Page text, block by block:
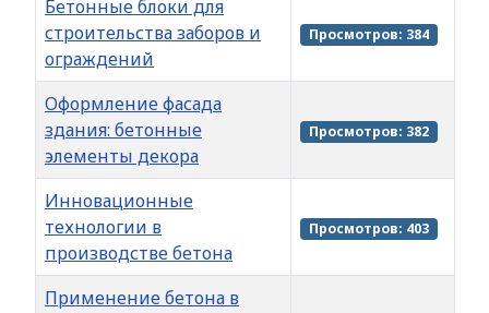
Бетонные блоки для
строительства заборов и
ограждений
Просмотров: 384
Оформление фасада
здания: бетонные
элементы декора
Просмотров: 382
Инновационные
технологии в
производстве бетона
Просмотров: 403
Применение бетона в